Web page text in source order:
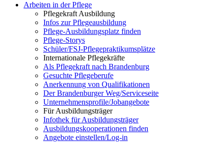
Arbeiten in der Pflege
Pflegekraft Ausbildung
Infos zur Pflegeausbildung
Pflege-Ausbildungsplatz finden
Pflege-Storys
Schüler/FSJ-Pflegepraktikumsplätze
Internationale Pflegekräfte
Als Pflegekraft nach Brandenburg
Gesuchte Pflegeberufe
Anerkennung von Qualifikationen
Der Brandenburger Weg/Serviceseite
Unternehmensprofile/Jobangebote
Für Ausbildungsträger
Infothek für Ausbildungsträger
Ausbildungskooperationen finden
Angebote einstellen/Log-in